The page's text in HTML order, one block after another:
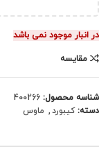
در انبار موجود نمی باشد
مقایسه
شناسه محصول: 400266
دسته: کیبورد, ماوس